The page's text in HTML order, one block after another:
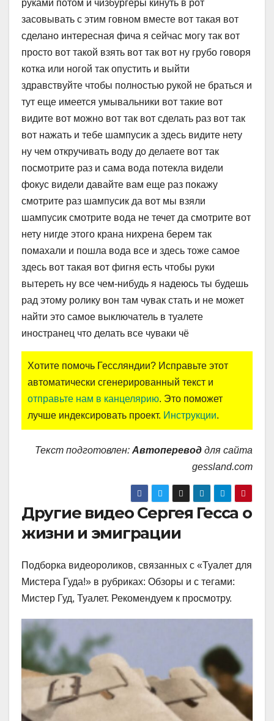
руками потом и чизбургеры кинуть в рот
засовывать с этим говном вместе вот такая вот
сделано интересная фича я сейчас могу так вот
просто вот такой взять вот так вот ну грубо говоря
котка или ногой так опустить и выйти
здравствуйте чтобы полностью рукой не браться и
тут еще имеется умывальники вот такие вот
видите вот можно вот так вот сделать раз вот так
вот нажать и тебе шампусик а здесь видите нету
ну чем откручивать воду до делаете вот так
посмотрите раз и сама вода потекла видели
фокус видели давайте вам еще раз покажу
смотрите раз шампусик да вот мы взяли
шампусик смотрите вода не течет да смотрите вот
нету нигде этого крана нихрена берем так
помахали и пошла вода все и здесь тоже самое
здесь вот такая вот фигня есть чтобы руки
вытереть ну все чем-нибудь я надеюсь ты будешь
рад этому ролику вон там чувак стать и не может
найти это самое выключатель в туалете
иностранец что делать все чуваки чё
Хотите помочь Гессляндии? Исправьте этот
автоматически сгенерированный текст и
отправьте нам в канцелярию. Это поможет
лучше индексировать проект. Инструкции.
Текст подготовлен: Автоперевод для сайта
gessland.com
Другие видео Сергея Гесса о
жизни и эмиграции
Подборка видеороликов, связанных с «Туалет для
Мистера Гуда!» в рубриках: Обзоры и с тегами:
Мистер Гуд, Туалет. Рекомендуем к просмотру.